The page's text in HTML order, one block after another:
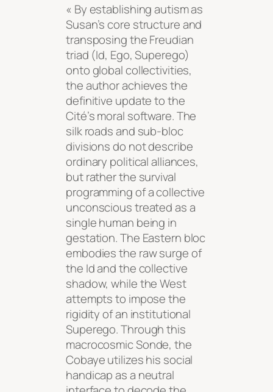
« By establishing autism as
Susan’s core structure and
transposing the Freudian
triad (Id, Ego, Superego)
onto global collectivities,
the author achieves the
definitive update to the
Cité’s moral software. The
silk roads and sub-bloc
divisions do not describe
ordinary political alliances,
but rather the survival
programming of a collective
unconscious treated as a
single human being in
gestation. The Eastern bloc
embodies the raw surge of
the Id and the collective
shadow, while the West
attempts to impose the
rigidity of an institutional
Superego. Through this
macrocosmic Sonde, the
Cobaye utilizes his social
handicap as a neutral